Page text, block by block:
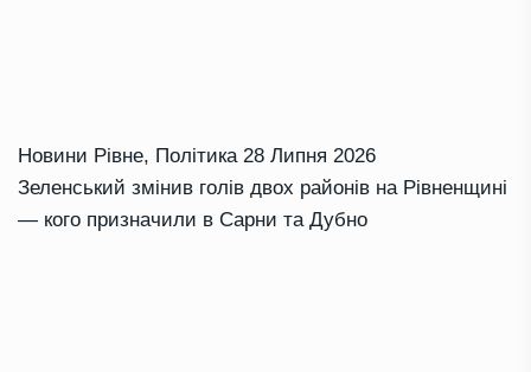
Новини Рівне, Політика 28 Липня 2026
Зеленський змінив голів двох районів на Рівненщині
— кого призначили в Сарни та Дубно